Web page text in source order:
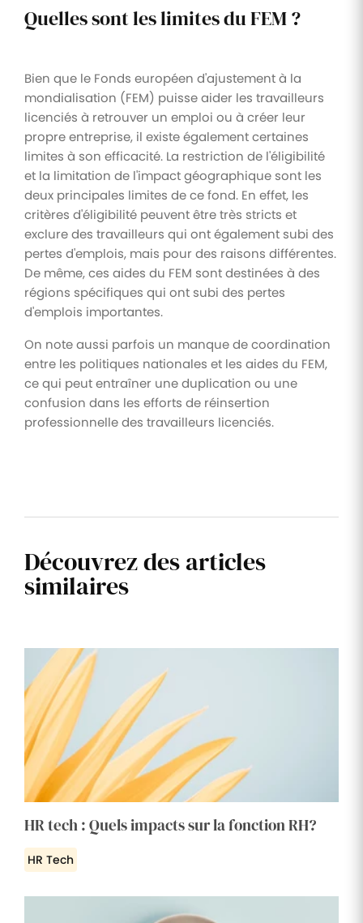
Quelles sont les limites du FEM ?
Bien que le Fonds européen d'ajustement à la
mondialisation (FEM) puisse aider les travailleurs
licenciés à retrouver un emploi ou à créer leur
propre entreprise, il existe également certaines
limites à son efficacité. La restriction de l'éligibilité
et la limitation de l'impact géographique sont les
deux principales limites de ce fond. En effet, les
critères d'éligibilité peuvent être très stricts et
exclure des travailleurs qui ont également subi des
pertes d'emplois, mais pour des raisons différentes.
De même, ces aides du FEM sont destinées à des
régions spécifiques qui ont subi des pertes
d'emplois importantes.
On note aussi parfois un manque de coordination
entre les politiques nationales et les aides du FEM,
ce qui peut entraîner une duplication ou une
confusion dans les efforts de réinsertion
professionnelle des travailleurs licenciés.
Découvrez des articles
similaires
HR tech : Quels impacts sur la fonction RH?
HR Tech